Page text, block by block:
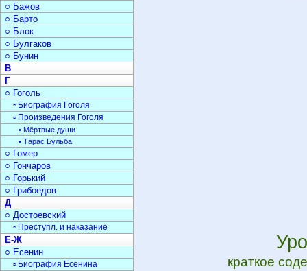
краткое
○ Бажов
○ Барто
○ Блок
○ Булгаков
○ Бунин
В
Г
○ Гоголь
▫ Биография Гоголя
▫ Произведения Гоголя
• Мёртвые души
• Тарас Бульба
○ Гомер
○ Гончаров
○ Горький
○ Грибоедов
Д
○ Достоевский
▫ Преступл. и наказание
Е-Ж
○ Есенин
▫ Биография Есенина